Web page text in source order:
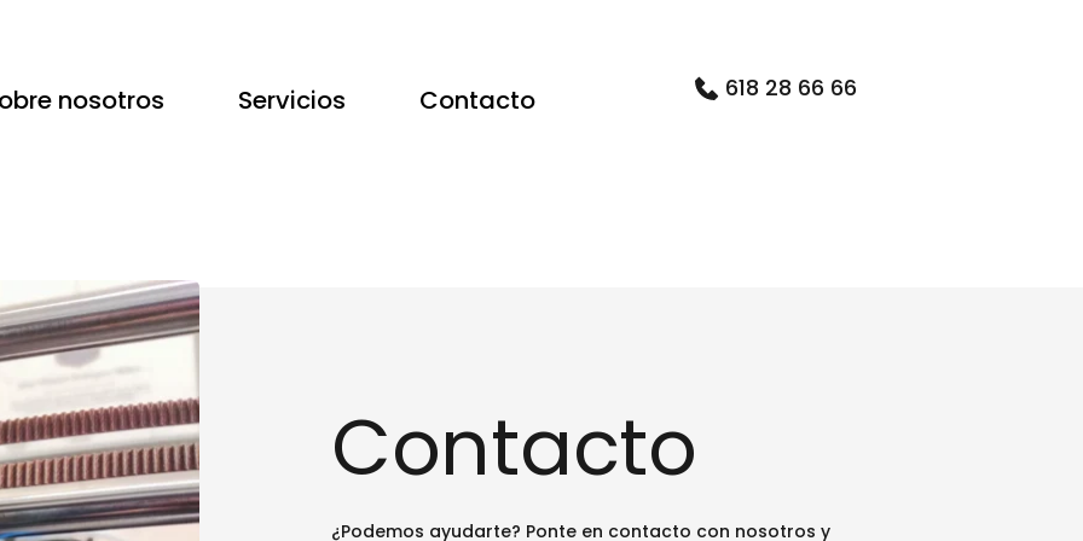
nosotros Servicios Contacto 618 28 66 66
Contacto
¿Podemos ayudarte? Ponte en contacto con nosotros y